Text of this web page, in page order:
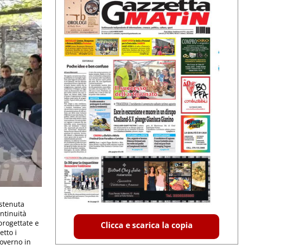
e
i
in
Clicca e scarica la copia